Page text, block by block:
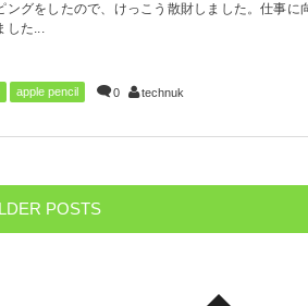
ングをしたので、けっこう散財しました。仕事に
した...
apple pencil 0 technuk
POSTS